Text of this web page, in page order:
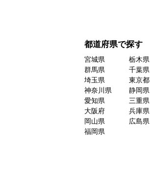
都道府県で探す
宮城県
栃木県
群馬県
千葉県
埼玉県
東京都
神奈川県
静岡県
愛知県
三重県
大阪府
兵庫県
岡山県
広島県
福岡県